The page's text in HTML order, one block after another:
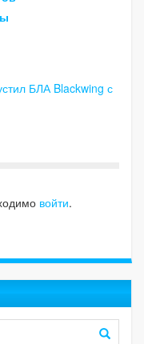
БЛА Blackwing с
войти.